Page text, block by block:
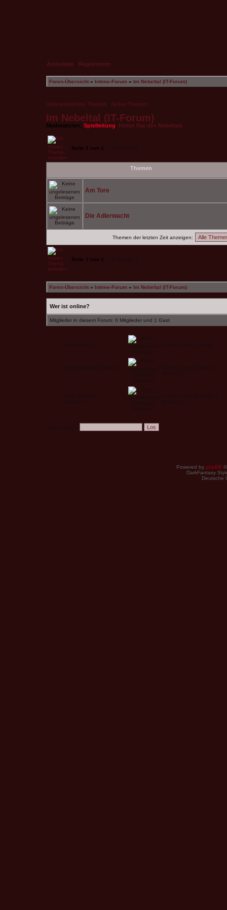
Anmelden Registrieren
Foren-Übersicht » Intime-Forum » Im Nebeltal (IT-Forum)
Unbeantwortete Themen Aktive Themen
Im Nebeltal (IT-Forum)
Moderatoren: Spielleitung, Hoher Rat des Nebeltals
Seite 1 von 1
Themen
Am Tore
Die Adlerwacht
Themen der letzten Zeit anzeigen:
Seite 1 von 1
Foren-Übersicht » Intime-Forum » Im Nebeltal (IT-Forum)
Wer ist online?
Mitglieder in diesem Forum: 0 Mitglieder und 1 Gast
Powered by phpBB
DarkFantasy
Deutsche